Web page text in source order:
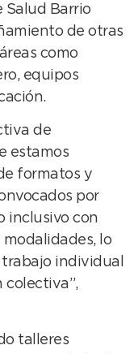
Salud Barrio
de otras
como
equipos
de
estamos
formatos y
por
inclusivo con
lo
individual
colectiva”,
talleres